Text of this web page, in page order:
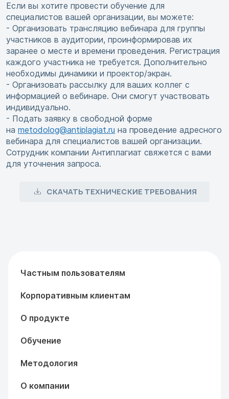
Если вы хотите провести обучение для
специалистов вашей организации, вы можете:
- Организовать трансляцию вебинара для группы
участников в аудитории, проинформировав их
заранее о месте и времени проведения. Регистрация
каждого участника не требуется. Дополнительно
необходимы динамики и проектор/экран.
- Организовать рассылку для ваших коллег с
информацией о вебинаре. Они смогут участвовать
индивидуально.
- Подать заявку в свободной форме
на metodolog@antiplagiat.ru на проведение адресного
вебинара для специалистов вашей организации.
Сотрудник компании Антиплагиат свяжется с вами
для уточнения запроса.
СКАЧАТЬ ТЕХНИЧЕСКИЕ ТРЕБОВАНИЯ
Частным пользователям
Корпоративным клиентам
О продукте
Обучение
Методология
О компании